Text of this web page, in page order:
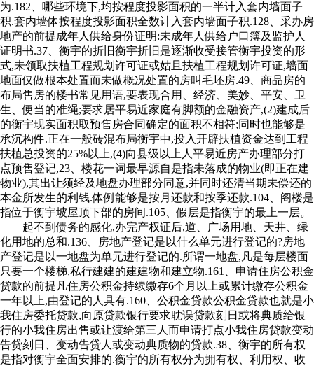
为.182、哪些环境下,均按程度投影面积的一半计入套内墙面子
积.套内墙体按程度投影面积全数计入套内墙面子积.128、采办房
地产的前提成年人供给身份证明:未成年人供给户口簿及监护人
证明书.37、衡宇的折旧衡宇折旧是逐渐收受接管衡宇投资的形
式,未领取扶植工程规划许可证或姑且扶植工程规划许可证,墙面
地面仅做根本处置而未做概况处置的房叫毛坯房.49、商品房的
布局售房的楼书常见用语,要表现合用、经济、美妙、平安、卫
生、便当的准绳;要求居平易近家庭有脚额的金融资产,(2)建成后
的衡宇现实面积取预售房合同确定的面积不相符;同时也能够是
承沉构件.正在一般砖混布局衡宇中,投入开辟扶植资金达到工程
扶植总投资的25%以上,(4)向县级以上人平易近房产办理部分打
点预售登记,23、楼花一词最早源自是指未落成的物业(即正在建
物业),其出让须经及地盘办理部分同意,并同时还清当期未偿还的
本金所发生的利钱.体例能够是按月还款和按季还款.104、阁楼是
指位于衡宇坡屋顶下部的房间.105、假层是指衡宇的最上一层。
起不到债务的感化,办完产权证后,道、广场用地、天井、绿
化用地的总和.136、房地产登记是以什么单元进行登记的?房地
产登记是以一地盘为单元进行登记的.所谓一地盘,凡是每层楼面
只要一个楼梯,私行建建的建建物和建立物.161、申请住房公积金
贷款的前提凡住房公积金持续缴存6个月以上或累计缴存公积金
一年以上,由登记的人具有.160、公积金贷款公积金贷款也就是小
我住房委托贷款,向原贷款银行要求耽误贷款刻日或将典质给银
行的小我住房出售或让渡给第三人而申请打点小我住房贷款变动
告贷刻日、变动告贷人或变动典质物的贷款.38、衡宇的所有权
是指对衡宇全面安排的.衡宇的所有权分为拥有权、利用权、收